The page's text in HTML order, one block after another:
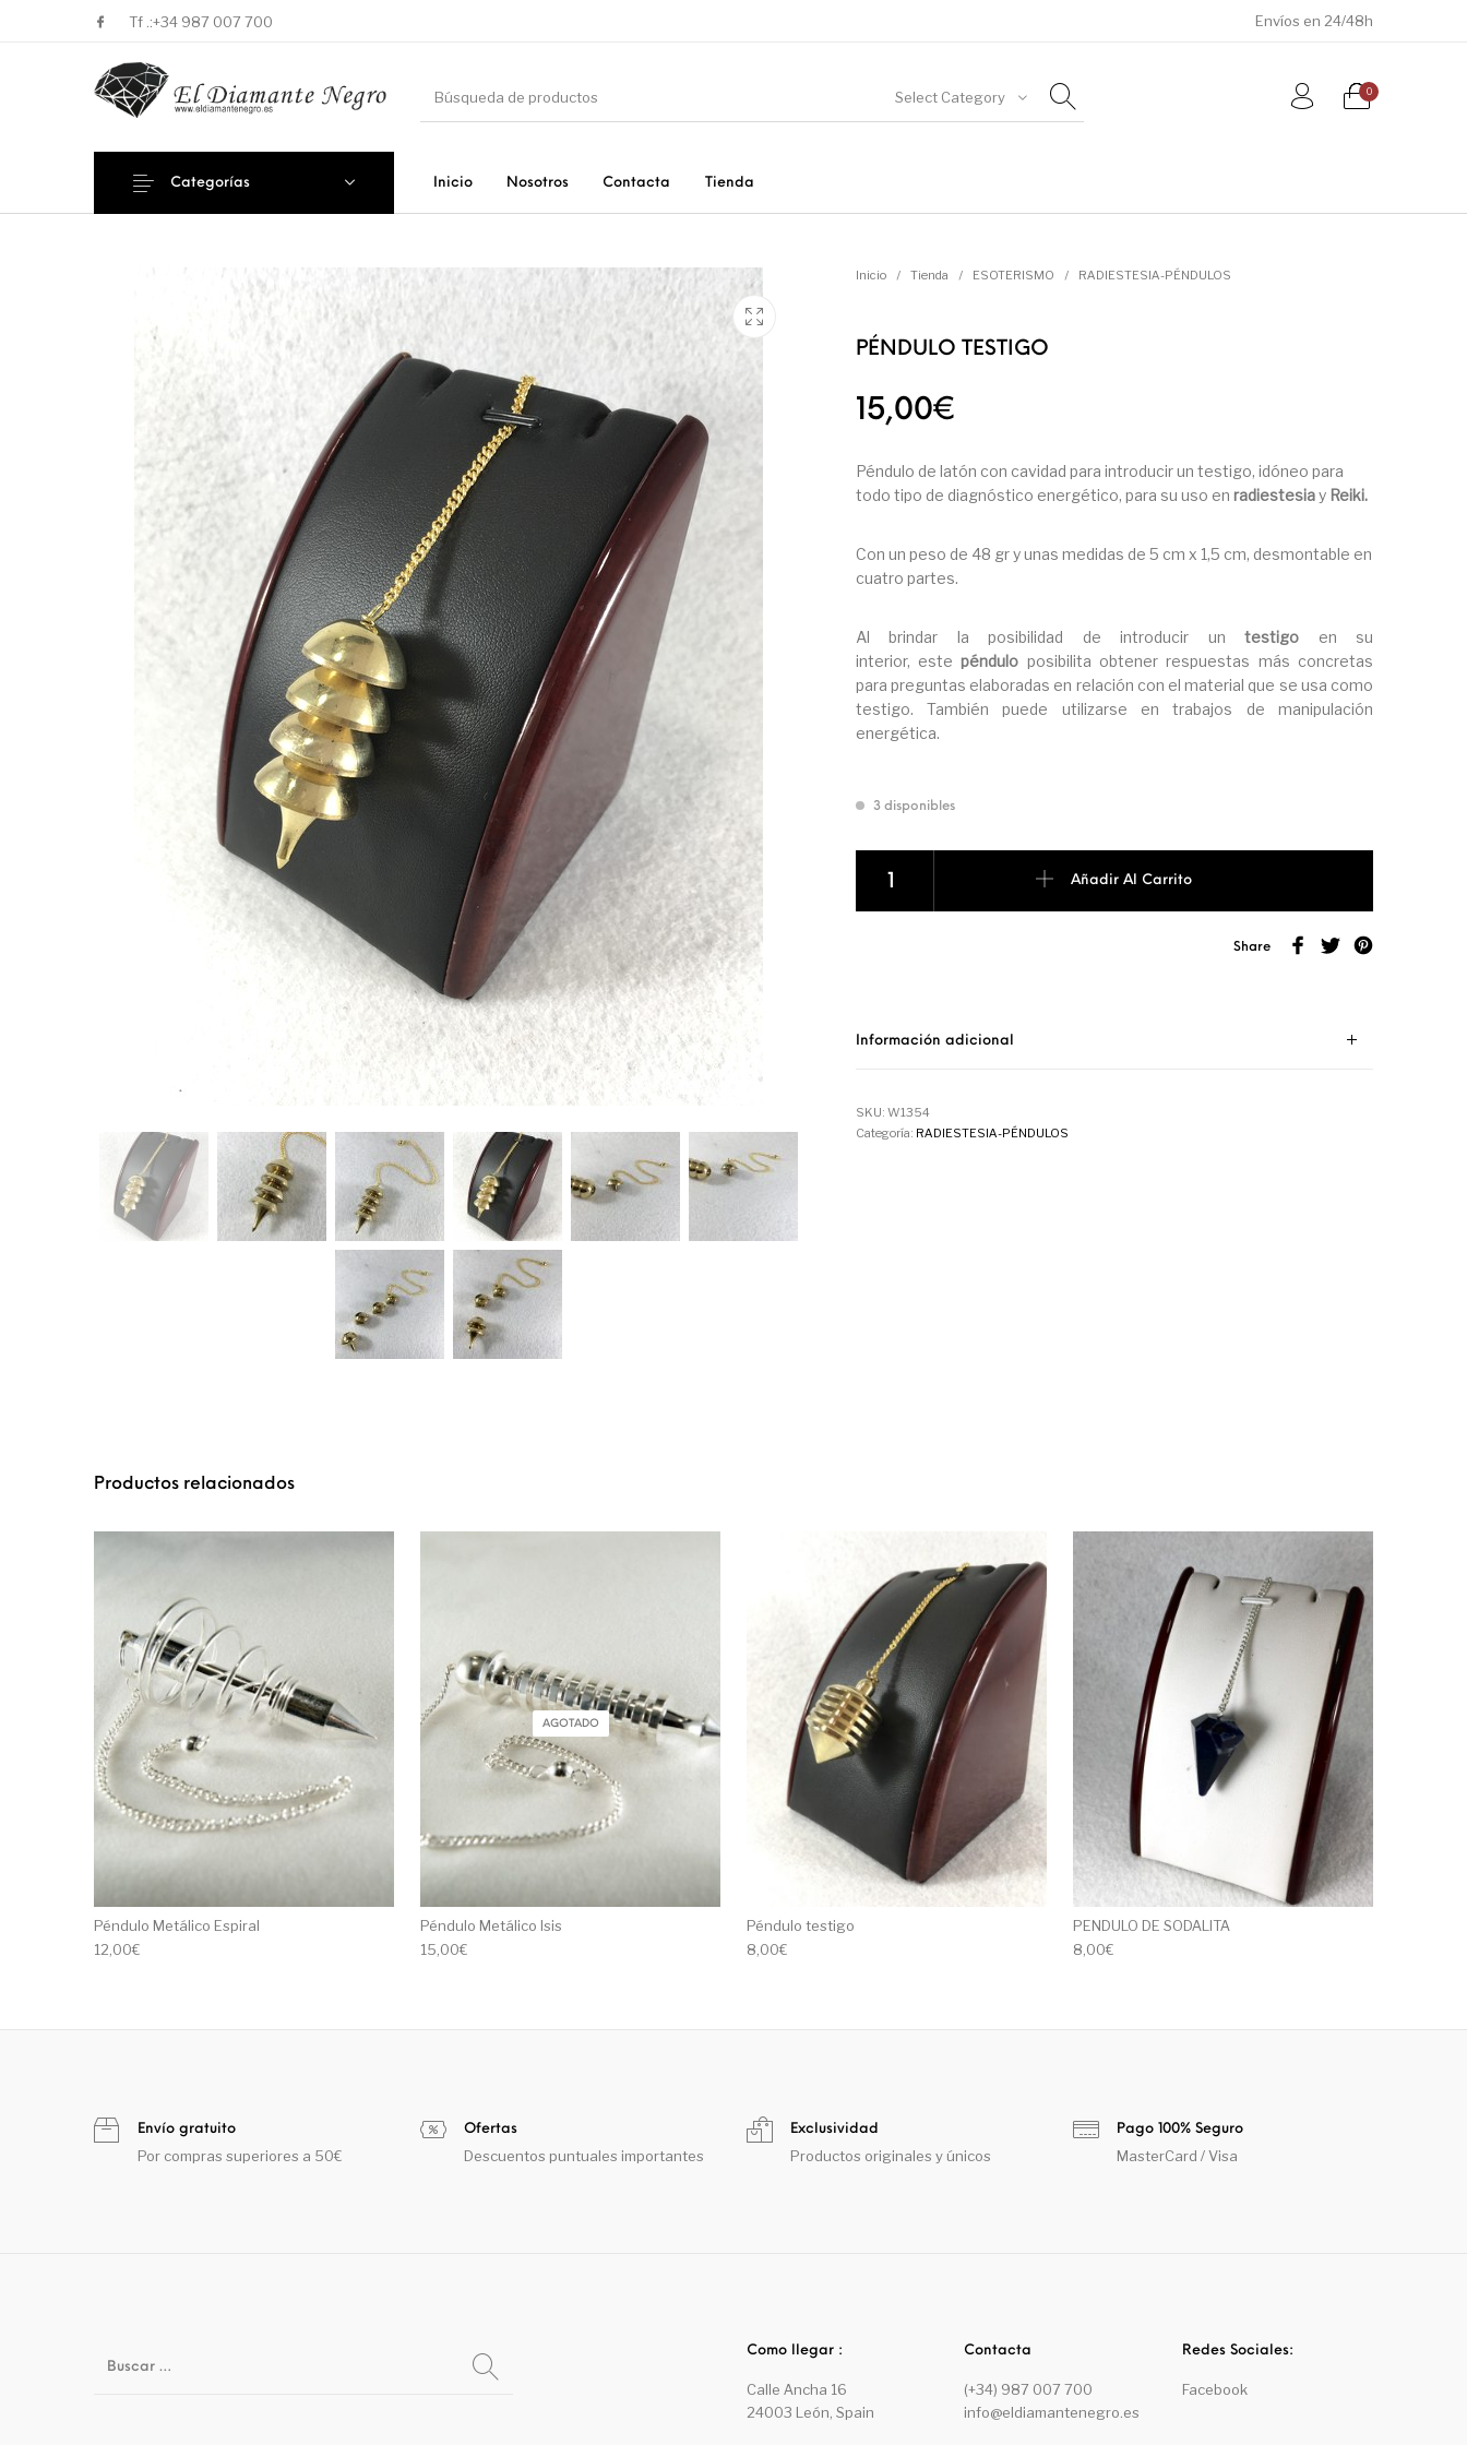
Tf .:+34 987 007 700 Envíos en 24/48h
Select Category 0
Inicio Nosotros Contacta Tienda
Categorías
MINERALES
CONSUMO
Inicio / Tienda / ESOTERISMO / RADIESTESIA-PÉNDULOS
PÉNDULO TESTIGO
15,00€
Péndulo de latón con cavidad para introducir un testigo, idóneo para
todo tipo de diagnóstico energético, para su uso en radiestesiay Reiki.
Con un peso de 48 gr y unas medidas de 5 cm x 1,5 cm, desmontable en
cuatro partes.
Al brindar la posibilidad de introducir un testigo en su
interior, estepéndulo posibilita obtener respuestas más concretas
para preguntas elaboradas en relación con el material que se usa como
testigo. También puede utilizarse en trabajos de manipulación
energética.
3 disponibles
Añadir Al Carrito
Share
Información adicional
SKU: W1354
Categoría: RADIESTESIA-PÉNDULOS
Productos relacionados
Péndulo Metálico Espiral
12,00€
AGOTADO
Péndulo Metálico Isis
15,00€
Péndulo testigo
8,00€
PENDULO DE SODALITA
8,00€
Envío gratuito
Por compras superiores a 50€
Ofertas
Descuentos puntuales importantes
Exclusividad
Productos originales y únicos
Pago 100% Seguro
MasterCard / Visa
Como llegar :
Calle Ancha 16
24003 León, Spain
Contacta
(+34) 987 007 700
info@eldiamantenegro.es
Redes Sociales:
Facebook